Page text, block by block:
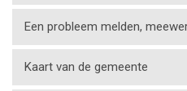
Een probleem melden,
Kaart van de gemeente